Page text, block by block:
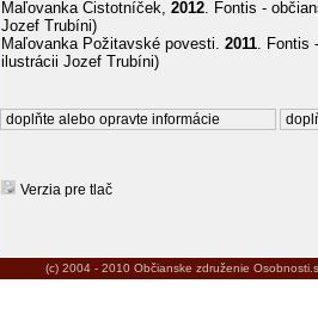
Maľovanka Čistotníček, 2012. Fontis -
Jozef Trubíni)
Maľovanka Požitavské povesti. 2011. Fontis
ilustrácii Jozef Trubíni)
doplňte alebo opravte informácie
Verzia pre tlač
(c) 2004 - 2010 Občianske združenie